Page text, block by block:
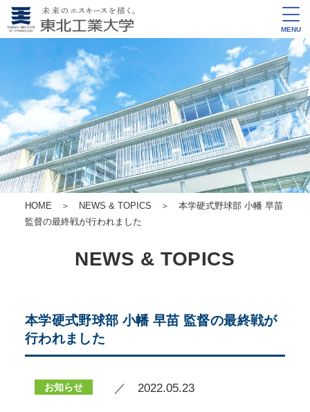
MENU
HOME ＞ NEWS & TOPICS ＞ 本学硬式野球部 小幡 早苗
監督の最終戦が行われました
NEWS & TOPICS
本学硬式野球部 小幡 早苗 監督の最終戦が
行われました
お知らせ ／ 2022.05.23